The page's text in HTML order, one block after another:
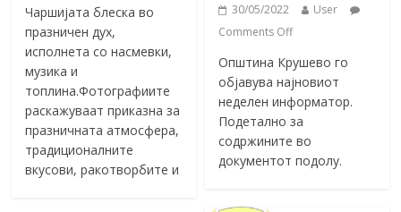
Чаршијата блеска во
празничен дух,
исполнета со насмевки,
музика и
топлина.Фотографиите
раскажуваат приказна за
празничната атмосфера,
традиционалните
вкусови, ракотворбите и
30/05/2022
User
Comments Off
Општина Крушево го
објавува најновиот
неделен информатор.
Подетално за
содржините во
документот подолу.